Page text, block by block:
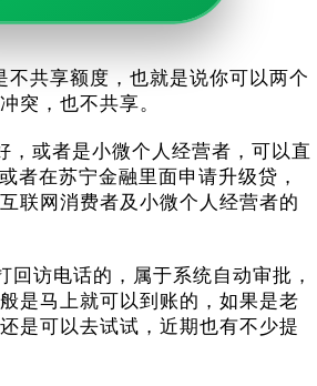
不共享额度，也就是说你可以两个
突，也不共享。
，或者是小微个人经营者，可以直
者在苏宁金融里面申请升级贷，
联网消费者及小微个人经营者的
回访电话的，属于系统自动审批，
是马上就可以到账的，如果是老
是可以去试试，近期也有不少提